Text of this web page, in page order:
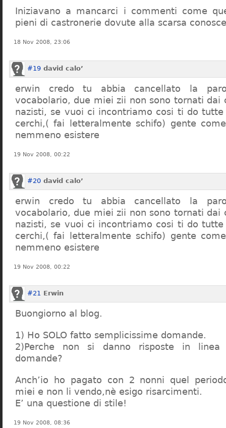
Iniziavano a mancarci i commenti come
pieni di castronerie dovute alla scarsa
18 Nov 2008, 23:06
#19 david calo’
erwin credo tu abbia cancellato la
vocabolario, due miei zii non sono tornati dai
nazisti, se vuoi ci incontriamo cosi ti do tutte
cerchi,( fai letteralmente schifo) gente
nemmeno esistere
19 Nov 2008, 00:22
#20 david calo’
erwin credo tu abbia cancellato la
vocabolario, due miei zii non sono tornati dai
nazisti, se vuoi ci incontriamo cosi ti do tutte
cerchi,( fai letteralmente schifo) gente
nemmeno esistere
19 Nov 2008, 00:22
#21 Erwin
Buongiorno al blog.
1) Ho SOLO fatto semplicissime domande.
2)Perche non si danno risposte in
domande?
Anch’io ho pagato con 2 nonni quel
miei e non li vendo,nè esigo risarcimenti.
E’ una questione di stile!
19 Nov 2008, 08:36